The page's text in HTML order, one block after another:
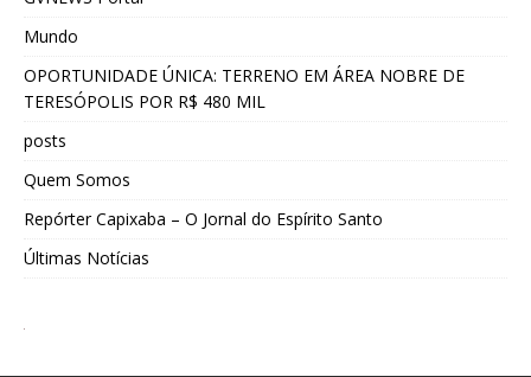
Mundo
OPORTUNIDADE ÚNICA: TERRENO EM ÁREA NOBRE DE
TERESÓPOLIS POR R$ 480 MIL
posts
Quem Somos
Repórter Capixaba – O Jornal do Espírito Santo
Últimas Notícias